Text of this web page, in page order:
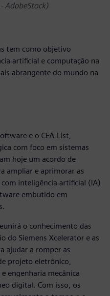
AdobeStock)
tem como objetivo
artificial e computação na
abrangente do mundo na
e o CEA-List,
com foco em sistemas
hoje um acordo de
ampliar e aprimorar as
inteligência artificial (IA)
embutido em
o conhecimento das
do Siemens Xcelerator e as
ajudar a romper as
projeto eletrônico,
engenharia mecânica
digital. Com isso, os